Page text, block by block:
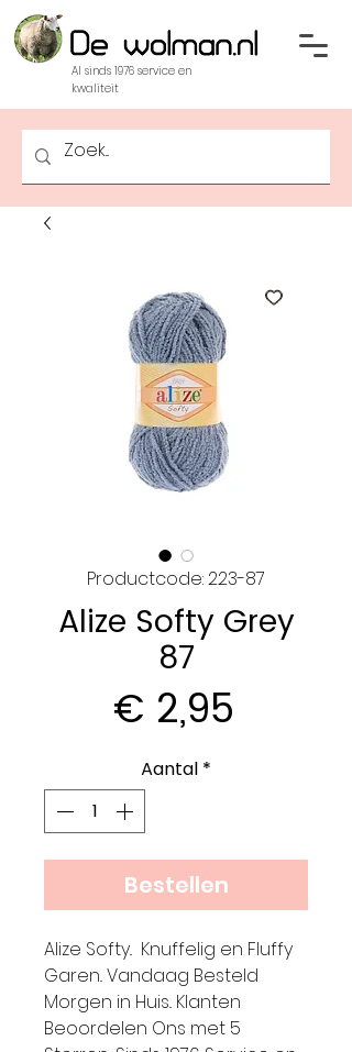
Al sinds 1976 service en
kwaliteit
Productcode: 223-87
Alize Softy Grey
87
€ 2,95
Aantal *
Bestellen
Alize Softy.. Knuffelig en Fluffy
Garen.. Vandaag Besteld
Morgen in Huis.. Klanten
Beoordelen Ons met 5